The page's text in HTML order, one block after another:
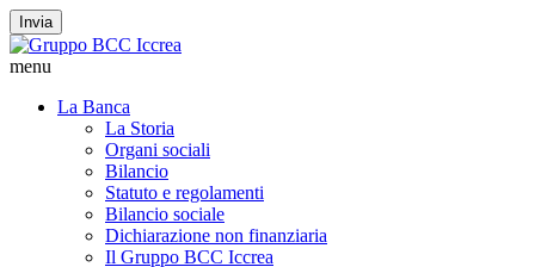
Invia
menu
La Banca
La Storia
Organi sociali
Bilancio
Statuto e regolamenti
Bilancio sociale
Dichiarazione non finanziaria
Il Gruppo BCC Iccrea